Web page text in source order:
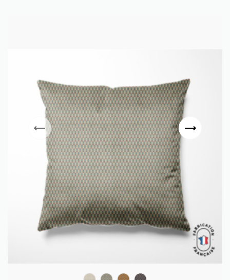
BLANCBLEU GRIS
MIELENCRE